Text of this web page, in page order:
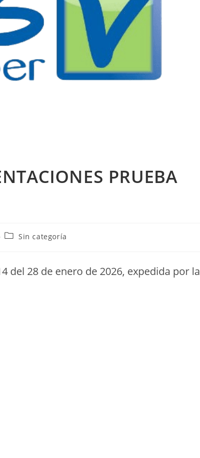
PRUEBA
Sin categoría
del 28 de enero de 2026, expedida por la